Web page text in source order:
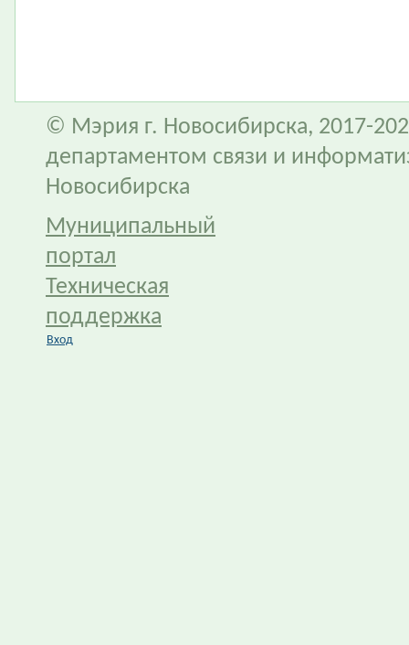
© Мэрия г. Новосибирска, 2017-
департаментом связи и
Новосибирска
Муниципальный
портал
Техническая
поддержка
Вход